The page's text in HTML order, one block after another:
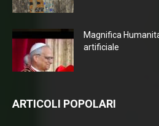
Magnifica
artificiale
ARTICOLI POPOLARI